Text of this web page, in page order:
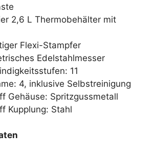
2,6 L Thermobehälter mit
Flexi-Stampfer
Edelstahlmesser
11
4, inklusive Selbstreinigung
Gehäuse: Spritzgussmetall
Kupplung: Stahl